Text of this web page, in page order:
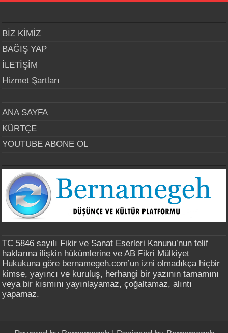
BİZ KİMİZ
BAĞIŞ YAP
İLETİŞİM
Hizmet Şartları
ANA SAYFA
KÜRTÇE
YOUTUBE ABONE OL
TC 5846 sayılı Fikir ve Sanat Eserleri Kanunu’nun telif
haklarına ilişkin hükümlerine ve AB Fikri Mülkiyet
Hukukuna göre bernamegeh.com’un izni olmadıkça hiçbir
kimse, yayıncı ve kuruluş, herhangi bir yazının tamamını
veya bir kısmını yayınlayamaz, çoğaltamaz, alıntı
yapamaz.